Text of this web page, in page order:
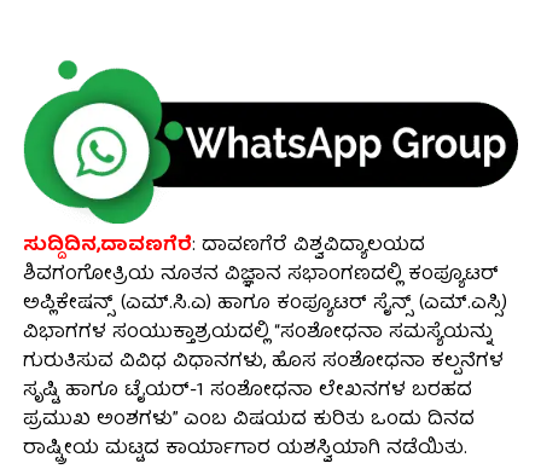
ಸುದ್ದಿದಿನ,ದಾವಣಗೆರೆ: ದಾವಣಗೆರೆ ವಿಶ್ವವಿದ್ಯಾಲಯದ
ಶಿವಗಂಗೋತ್ರಿಯ ನೂತನ ವಿಜ್ಞಾನ ಸಭಾಂಗಣದಲ್ಲಿ ಕಂಪ್ಯೂಟರ್
ಅಪ್ಲಿಕೇಷನ್ಸ್ (ಎಮ್.ಸಿ.ಎ) ಹಾಗೂ ಕಂಪ್ಯೂಟರ್ ಸೈನ್ಸ್ (ಎಮ್.ಎಸ್ಸಿ)
ವಿಭಾಗಗಳ ಸಂಯುಕ್ತಾಶ್ರಯದಲ್ಲಿ “ಸಂಶೋಧನಾ ಸಮಸ್ಯೆಯನ್ನು
ಗುರುತಿಸುವ ವಿವಿಧ ವಿಧಾನಗಳು, ಹೊಸ ಸಂಶೋಧನಾ ಕಲ್ಪನೆಗಳ
ಸೃಷ್ಟಿ ಹಾಗೂ ಟೈಯರ್-1 ಸಂಶೋಧನಾ ಲೇಖನಗಳ ಬರಹದ
ಪ್ರಮುಖ ಅಂಶಗಳು” ಎಂಬ ವಿಷಯದ ಕುರಿತು ಒಂದು ದಿನದ
ರಾಷ್ಟ್ರೀಯ ಮಟ್ಟದ ಕಾರ್ಯಾಗಾರ ಯಶಸ್ವಿಯಾಗಿ ನಡೆಯಿತು.